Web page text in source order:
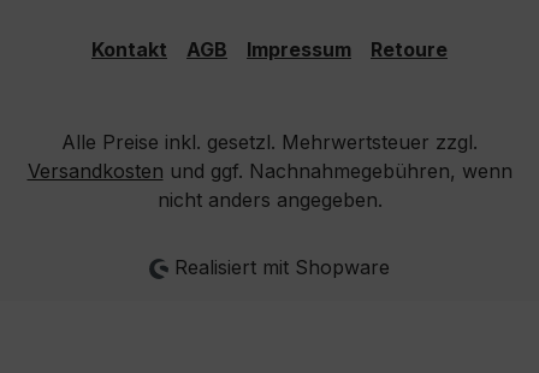
Kontakt AGB Impressum Retoure
Alle Preise inkl. gesetzl. Mehrwertsteuer zzgl.
Versandkosten und ggf. Nachnahmegebühren, wenn
nicht anders angegeben.
Realisiert mit Shopware